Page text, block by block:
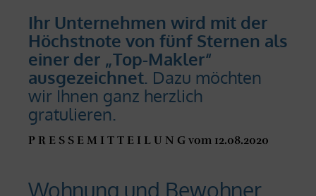
Ihr Unternehmen wird mit der
Höchstnote von fünf Sternen als
einer der „Top-Makler“
ausgezeichnet. Dazu möchten
wir Ihnen ganz herzlich
gratulieren.
P R E S S E M I T T E I L U N G vom 12.08.2020
Wohnung und Bewohner